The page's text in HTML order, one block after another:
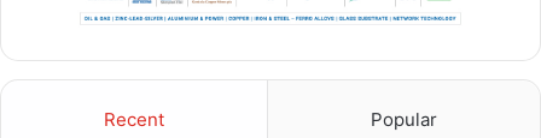
Recent Popular